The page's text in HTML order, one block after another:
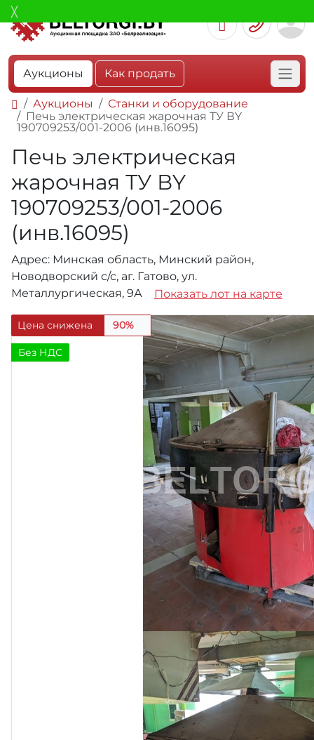
Аукционы Как продать
Аукционы
Станки и оборудование
Печь электрическая жарочная ТУ ВY
190709253/001-2006 (инв.16095)
Печь электрическая
жарочная ТУ ВY
190709253/001-2006
(инв.16095)
Адрес: Минская область, Минский район,
Новодворский с/с, аг. Гатово, ул.
Металлургическая, 9А
Показать лот на карте
Цена снижена 90%
Без НДС